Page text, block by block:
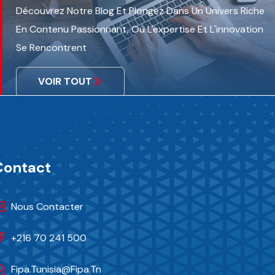
Découvrez Notre Blog Et Plongez Dans Un Univers Riche
En Contenu Passionnant, Où L'expertise Et L'innovation
Se Rencontrent
VOIR TOUT
Nous Contacter
+216 70 241 500
Fipa.tunisia@fipa.tn